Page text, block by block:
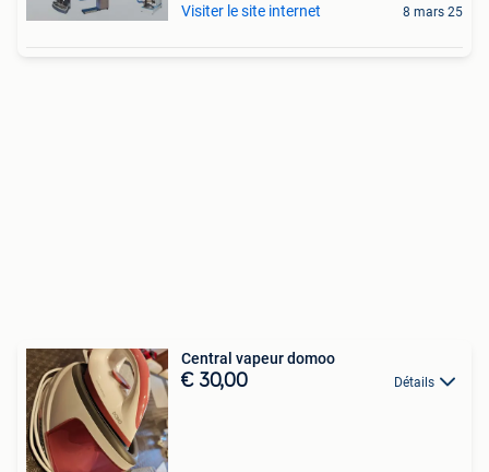
Visiter le site internet 8 mars 25
Central vapeur domoo
€ 30,00 Détails